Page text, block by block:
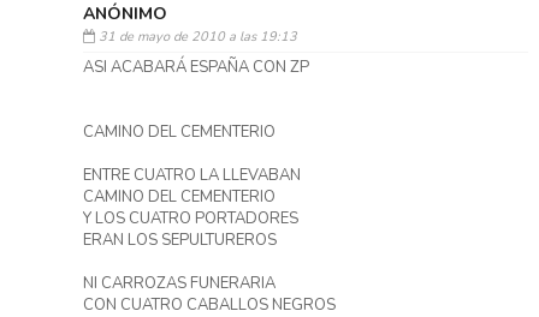
ANÓNIMO
31 de mayo de 2010 a las 19:13
ASI ACABARÁ ESPAÑA CON ZP
CAMINO DEL CEMENTERIO
ENTRE CUATRO LA LLEVABAN
CAMINO DEL CEMENTERIO
Y LOS CUATRO PORTADORES
ERAN LOS SEPULTUREROS
NI CARROZAS FUNERARIA
CON CUATRO CABALLOS NEGROS